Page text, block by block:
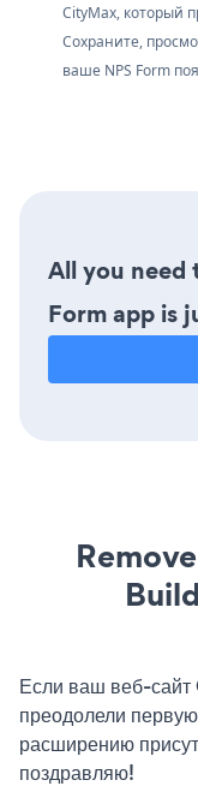
CityMax, который
Сохраните,
ваше NPS Form
All you need
Form app is
Если ваш веб-
преодолели
расширению
поздравляю!